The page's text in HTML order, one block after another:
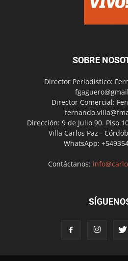
SOBRE
Director Periodístico:
Director Comercial:
Dirección: 9 de Julio 90. Piso
Villa Carlos Paz -
WhatsApp:
Contáctanos: